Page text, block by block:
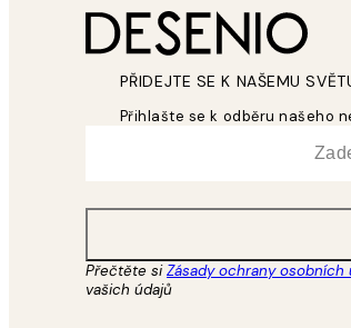
PŘIDEJTE SE K NAŠEMU
Přihlašte se k odběru našeho
Přečtěte siZásady ochrany osobních
vašich údajů